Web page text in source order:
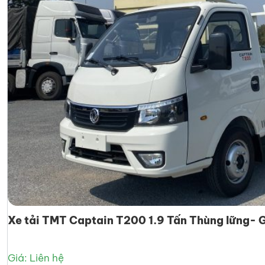
Xe tải TMT Captain T200 1.9 Tấn Thùng lững-
Giá: Liên hệ